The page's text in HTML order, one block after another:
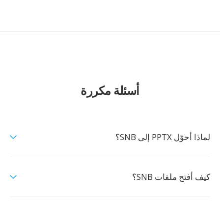
أسئلة مكررة
لماذا أحوّل PPTX إلى SNB؟
كيف أفتح ملفات SNB؟